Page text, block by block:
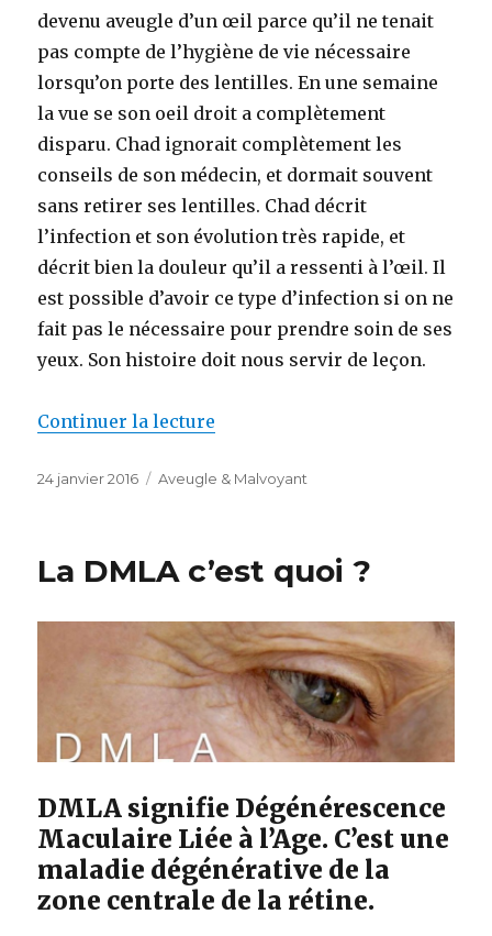
devenu aveugle d’un œil parce qu’il ne tenait
pas compte de l’hygiène de vie nécessaire
lorsqu’on porte des lentilles. En une semaine
la vue se son oeil droit a complètement
disparu. Chad ignorait complètement les
conseils de son médecin, et dormait souvent
sans retirer ses lentilles. Chad décrit
l’infection et son évolution très rapide, et
décrit bien la douleur qu’il a ressenti à l’œil. Il
est possible d’avoir ce type d’infection si on ne
fait pas le nécessaire pour prendre soin de ses
yeux. Son histoire doit nous servir de leçon.
Continuer la lecture
Publié
24 janvier 2016 Catégories
Aveugle & Malvoyant
La DMLA c’est quoi ?
DMLA signifie Dégénérescence
Maculaire Liée à l’Age. C’est une
maladie dégénérative de la
zone centrale de la rétine.